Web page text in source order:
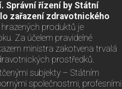
Správní řízení by Státní
zařazení zdravotnického
produktů je
Za účelem pravidelné
ministra zakotvena trvalá
prostředků.
subjekty – Státním
společnostmi, profesními